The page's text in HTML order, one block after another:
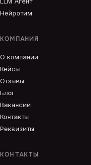
Нейротим
КОМПАНИЯ
О компании
Кейсы
Отзывы
Блог
Вакансии
Контакты
Реквизиты
КОНТАКТЫ